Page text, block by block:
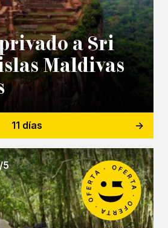
a Sri
Maldivas
11 días
5